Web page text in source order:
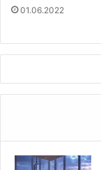
и
р
01.06.2022